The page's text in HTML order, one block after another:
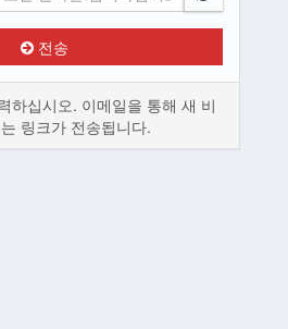
전송
하십시오. 이메일을 통해 새 비
링크가 전송됩니다.